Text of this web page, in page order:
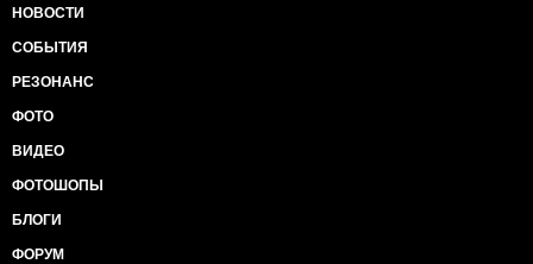
НОВОСТИ
СОБЫТИЯ
РЕЗОНАНС
ФОТО
ВИДЕО
ФОТОШОПЫ
БЛОГИ
ФОРУМ